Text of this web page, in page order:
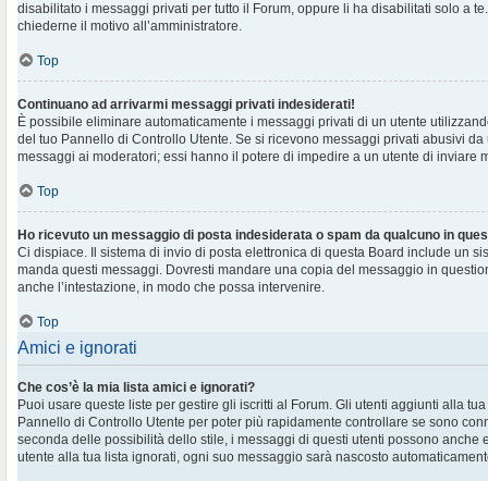
disabilitato i messaggi privati per tutto il Forum, oppure li ha disabilitati solo a
chiederne il motivo all’amministratore.
Top
Continuano ad arrivarmi messaggi privati indesiderati!
È possibile eliminare automaticamente i messaggi privati ​​di un utente
del tuo Pannello di Controllo Utente. Se si ricevono messaggi privati ​​abusivi
messaggi ai moderatori; essi hanno il potere di impedire a un utente di inviare
Top
Ho ricevuto un messaggio di posta indesiderata o spam da qualcuno in
Ci dispiace. Il sistema di invio di posta elettronica di questa Board include un
manda questi messaggi. Dovresti mandare una copia del messaggio in
anche l’intestazione, in modo che possa intervenire.
Top
Amici e ignorati
Che cos’è la mia lista amici e ignorati?
Puoi usare queste liste per gestire gli iscritti al Forum. Gli utenti aggiunti alla
Pannello di Controllo Utente per poter più rapidamente controllare se sono
seconda delle possibilità dello stile, i messaggi di questi utenti possono anche
utente alla tua lista ignorati, ogni suo messaggio sarà nascosto